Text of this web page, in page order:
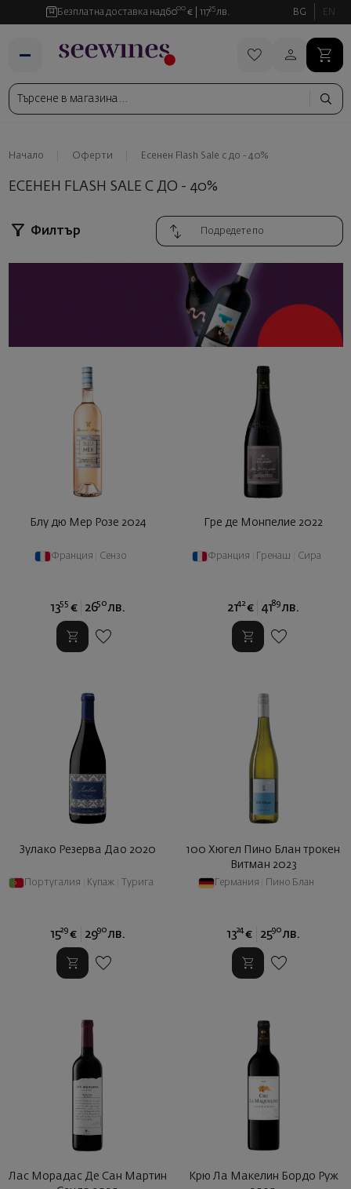
Безплатна доставка над6000 € 11735 лв. BG EN
Начало Оферти Есенен Flash Sale с до - 40%
ЕСЕНЕН FLASH SALE С ДО - 40%
Филтър
Блу дю Мер Розе 2024
Франция Сензо
1355 € 2650 лв.
Гре де Монпелие 2022
Франция Гренаш Сира
2142 € 4189 лв.
Зулако Резерва Дао 2020
Португалия Купаж Турига
1529 € 2990 лв.
100 Хюгел Пино Блан трокен
Витман 2023
Германия Пино Блан
1324 € 2590 лв.
Лас Морадас Де Сан Мартин
Крю Ла Макелин Бордо Руж